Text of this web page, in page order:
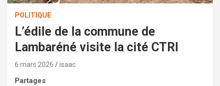
POLITIQUE
L’édile de la commune de
Lambaréné visite la cité CTRI
6 mars 2026 isaac
Partages